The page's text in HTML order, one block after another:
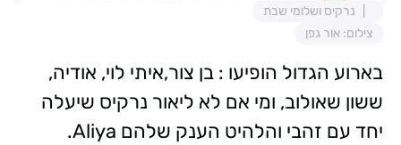
נרקיס ושלומי שבת
צילום: אור גפן
בארוע הגדול הופיעו : בן צור,איתי לוי, אודיה,
ששון שאולוב, ומי אם לא ליאור נרקיס שיעלה
יחד עם זהבי והלהיט הענק שלהם Aliya.